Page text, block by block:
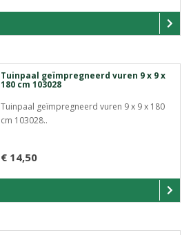
Tuinpaal geïmpregneerd vuren 9 x 9 x
180 cm 103028
Tuinpaal geïmpregneerd vuren 9 x 9 x 180
cm 103028..
€ 14,50